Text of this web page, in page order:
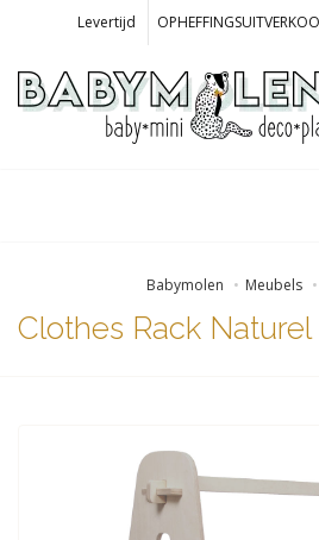
Levertijd
Babymolen Meubels
Clothes Rack